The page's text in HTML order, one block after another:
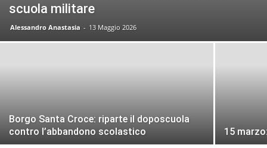
scuola militare
Alessandro Anastasia - 13 Maggio 2026
Borgo Santa Croce: riparte il doposcuola
contro l’abbandono scolastico
15